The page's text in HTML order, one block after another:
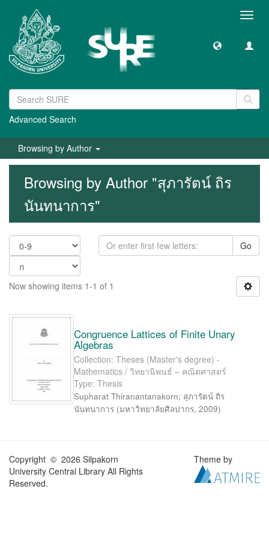
Advanced Search
Browsing by Author
Browsing by Author "สุภารัตน์ ถิร
นันทนาการ"
Go
Now showing items 1-1 of 1
Congruence Lattices of Finite Unary
Algebras
Collection: Theses (Master's degree) -
Mathematics / วิทยานิพนธ์ – คณิตศาสตร์
Type: Thesis
Supharat Thiranantanakorn; สุภารัตน์ ถิร
นันทนาการ (มหาวิทยาลัยศิลปากร, 2009)
Copyright © 2026 Silpakorn
University Central Library All Rights
Reserved.
Theme by